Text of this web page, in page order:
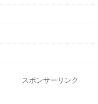
スポンサーリンク